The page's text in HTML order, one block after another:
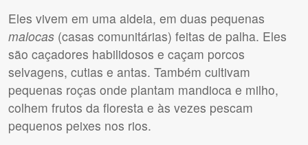
Eles vivem em uma aldeia, em duas pequenas
malocas (casas comunitárias) feitas de palha. Eles
são caçadores habilidosos e caçam porcos
selvagens, cutias e antas. Também cultivam
pequenas roças onde plantam mandioca e milho,
colhem frutos da floresta e às vezes pescam
pequenos peixes nos rios.